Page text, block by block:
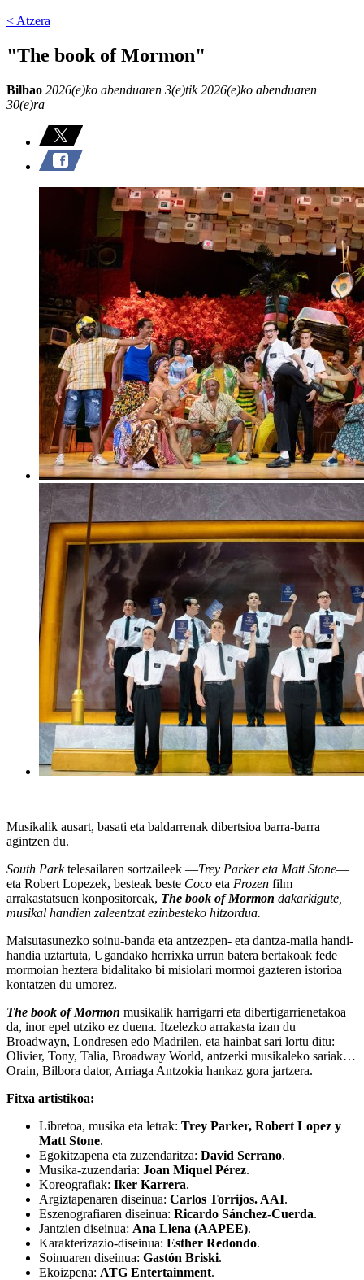
< Atzera
"The book of Mormon"
Bilbao 2026(e)ko abenduaren 3(e)tik 2026(e)ko abenduaren
30(e)ra
Musikalik ausart, basati eta baldarrenak dibertsioa barra-barra
agintzen du.
South Parktelesailaren sortzaileek —Trey Parker eta Matt Stone—
eta Robert Lopezek, besteak beste Coco eta Frozen film
arrakastatsuen konpositoreak, The book of Mormon dakarkigute,
musikal handien zaleentzat ezinbesteko hitzordua.
Maisutasunezko soinu-banda eta antzezpen- eta dantza-maila handi-
handia uztartuta, Ugandako herrixka urrun batera bertakoak fede
mormoian heztera bidalitako bi misiolari mormoi gazteren istorioa
kontatzen du umorez.
The book of Mormon musikalik harrigarri eta dibertigarrienetakoa
da, inor epel utziko ez duena. Itzelezko arrakasta izan du
Broadwayn, Londresen edo Madrilen, eta hainbat sari lortu ditu:
Olivier, Tony, Talia, Broadway World, antzerki musikaleko sariak…
Orain, Bilbora dator, Arriaga Antzokia hankaz gora jartzera.
Fitxa artistikoa:
Libretoa, musika eta letrak: Trey Parker, Robert Lopez y
Matt Stone.
Egokitzapena eta zuzendaritza: David Serrano.
Musika-zuzendaria: Joan Miquel Pérez.
Koreografiak: Iker Karrera.
Argiztapenaren diseinua: Carlos Torrijos. AAI.
Eszenografiaren diseinua: Ricardo Sánchez-Cuerda.
Jantzien diseinua: Ana Llena (AAPEE).
Karakterizazio-diseinua: Esther Redondo.
Soinuaren diseinua: Gastón Briski.
Ekoizpena: ATG Entertainment.